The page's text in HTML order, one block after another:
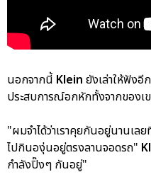
นอกจากนี้ Klein ยังเล่าให้ฟังอี
ประสบการณ์อกหักทั้งจากของเ
"ผมจำได้ว่าเราคุยกันอยู่นานเล
ไปกินองุ่นอยู่ตรงลานจอดรถ"
กำลังปิ๊งๆ กันอยู่"